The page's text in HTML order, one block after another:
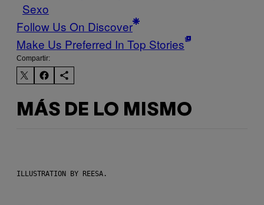
Sexo
Follow Us On Discover
Make Us Preferred In Top Stories
Compartir:
MÁS DE LO MISMO
ILLUSTRATION BY REESA.